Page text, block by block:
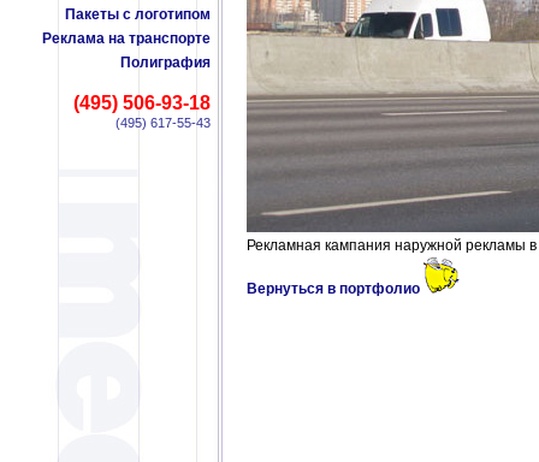
Пакеты с логотипом
Реклама на транспорте
Полиграфия
(495) 506-93-18
(495) 617-55-43
Рекламная кампания наружной рекламы
Вернуться в портфолио